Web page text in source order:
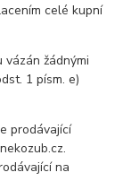
celé kupní
žádnými
1 písm. e)
prodávající
na